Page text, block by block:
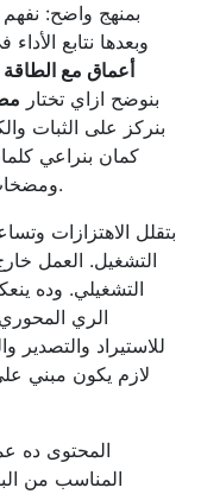
بمنهج واضح: نفهم
وبعدها نتابع
أعماق مع الطاقة
بنوضح ازاي تختار
كمان بنراعي
ومضخات أعماق بشكل مفيد للقارئ بدون حشو.
التشغيل. العمل
التشغيلي. وده
الري
للاستيراد والتصدير
لازم يكون مبني
المحتوى ده
المناسب من